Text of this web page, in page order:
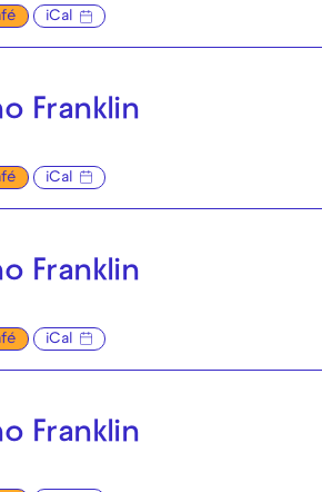
iCal
Franklin
iCal
Franklin
iCal
Franklin